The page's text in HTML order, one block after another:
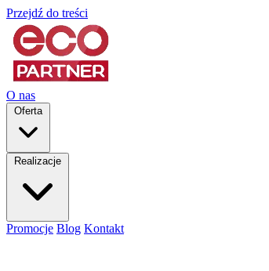
Przejdź do treści
O nas
Oferta
Realizacje
Promocje Blog Kontakt